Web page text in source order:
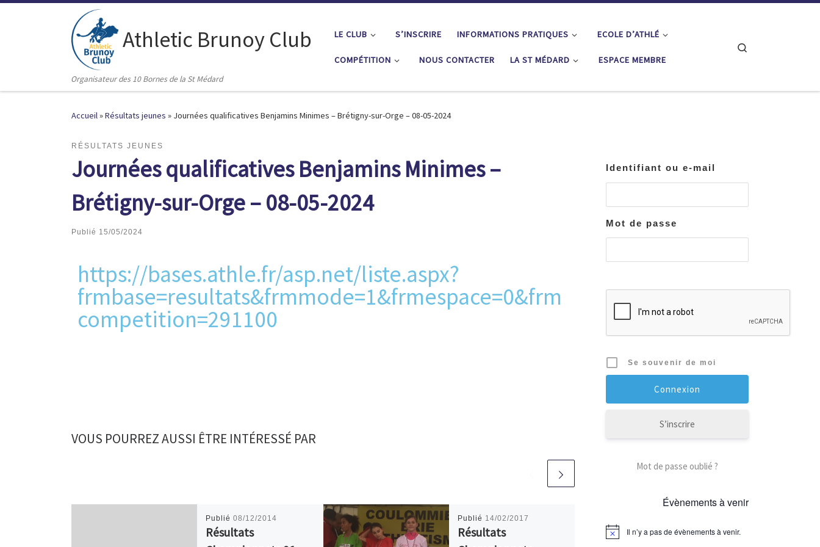
Passer au contenu
Athletic Brunoy Club
Organisateur des 10 Bornes de la St Médard
LE CLUB S’INSCRIRE INFORMATIONS PRATIQUES ECOLE D’ATHLÉ
COMPÉTITION NOUS CONTACTER LA ST MÉDARD ESPACE MEMBRE
Accueil»Résultats jeunes » Journées qualificatives Benjamins Minimes – Brétigny-sur-Orge – 08-05-2024
RÉSULTATS JEUNES
Journées qualificatives Benjamins Minimes –
Brétigny-sur-Orge – 08-05-2024
Publié 15/05/2024
https://bases.athle.fr/asp.net/liste.aspx?
frmbase=resultats&frmmode=1&frmespace=0&frm
competition=291100
VOUS POURREZ AUSSI ÊTRE INTÉRESSÉ PAR
Publié08/12/2014
Résultats
Publié 14/02/2017
Résultats
Résultats
Identifiant ou e-mail
Mot de passe
Se souvenir de moi
S’inscrire
Mot de passe oublié ?
Évènements à venir
Il n’y a pas de évènements à venir.